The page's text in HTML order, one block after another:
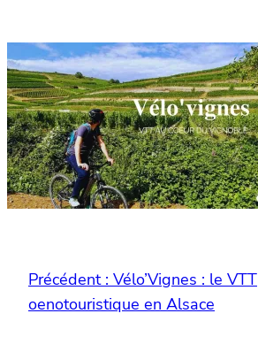
Précédent : Vélo’Vignes : le VTT
oenotouristique en Alsace